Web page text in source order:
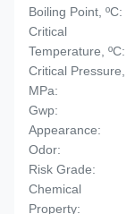
Boiling Point, ºC:
Critical
Temperature, ºC:
Critical Pressure,
MPa:
Gwp:
Appearance:
Odor:
Risk Grade:
Chemical
Property: